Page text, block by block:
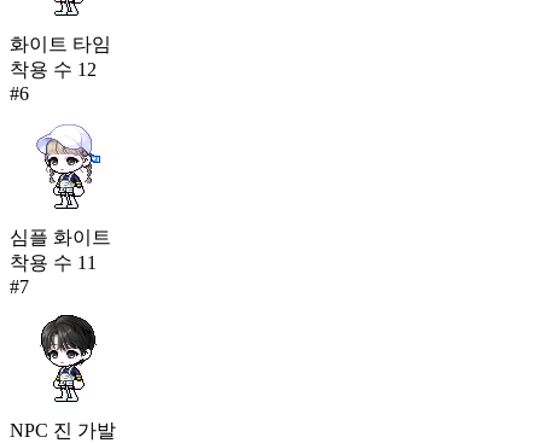
화이트 타임
착용 수 12
#6
심플 화이트
착용 수 11
#7
NPC 진 가발